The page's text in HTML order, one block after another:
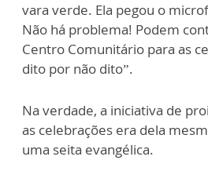
vara verde. Ela pegou o
Não há problema! Podem
Centro Comunitário para as
dito por não dito”.
Na verdade, a iniciativa de
as celebrações era dela
uma seita evangélica.